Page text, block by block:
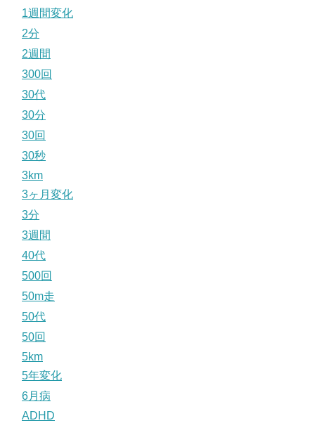
1週間変化
2分
2週間
300回
30代
30分
30回
30秒
3km
3ヶ月変化
3分
3週間
40代
500回
50m走
50代
50回
5km
5年変化
6月病
ADHD